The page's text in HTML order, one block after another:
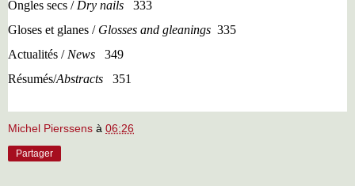
Ongles secs / Dry nails
333
Gloses et glanes / Glosses and gleanings 335
Actualités / News
349
Résumés/Abstracts 351
Michel Pierssens à 06:26
Partager